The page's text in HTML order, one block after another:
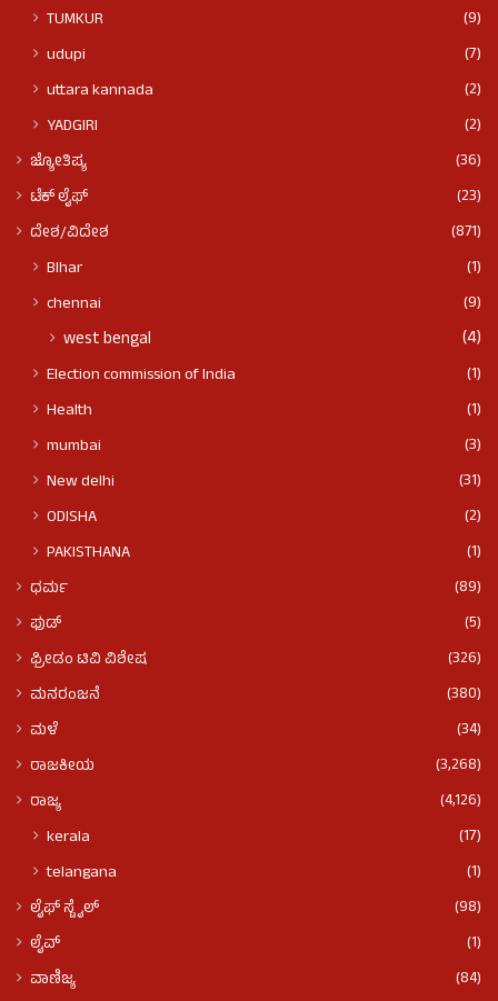
TUMKUR
(9)
udupi
(7)
uttara kannada
(2)
YADGIRI
(2)
ಜ್ಯೋತಿಷ್ಯ
(36)
ಟೆಕ್ ಲೈಫ್
(23)
ದೇಶ/ವಿದೇಶ
(871)
BIhar
(1)
chennai
(9)
west bengal (4)
Election commission of India
(1)
Health
(1)
mumbai
(3)
New delhi
(31)
ODISHA
(2)
PAKISTHANA
(1)
ಧರ್ಮ
(89)
ಫುಡ್​​
(5)
ಫ್ರೀಡಂ ಟಿವಿ ವಿಶೇಷ
(326)
ಮನರಂಜನೆ
(380)
ಮಳೆ
(34)
ರಾಜಕೀಯ
(3,268)
ರಾಜ್ಯ
(4,126)
kerala
(17)
telangana
(1)
ಲೈಫ್ ಸ್ಟೈಲ್
(98)
ಲೈವ್
(1)
ವಾಣಿಜ್ಯ
(84)